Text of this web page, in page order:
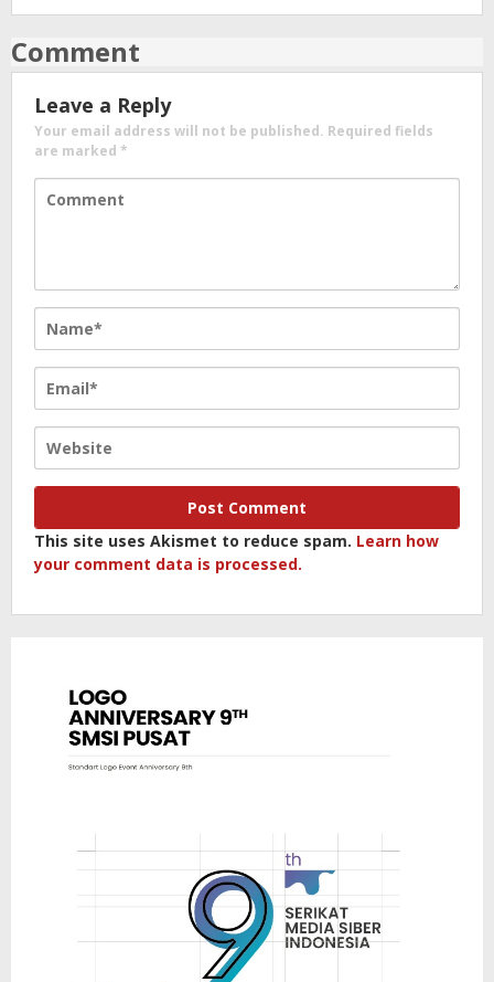
Comment
Leave a Reply
Your email address will not be published. Required fields
are marked *
This site uses Akismet to reduce spam. Learn how
your comment data is processed.